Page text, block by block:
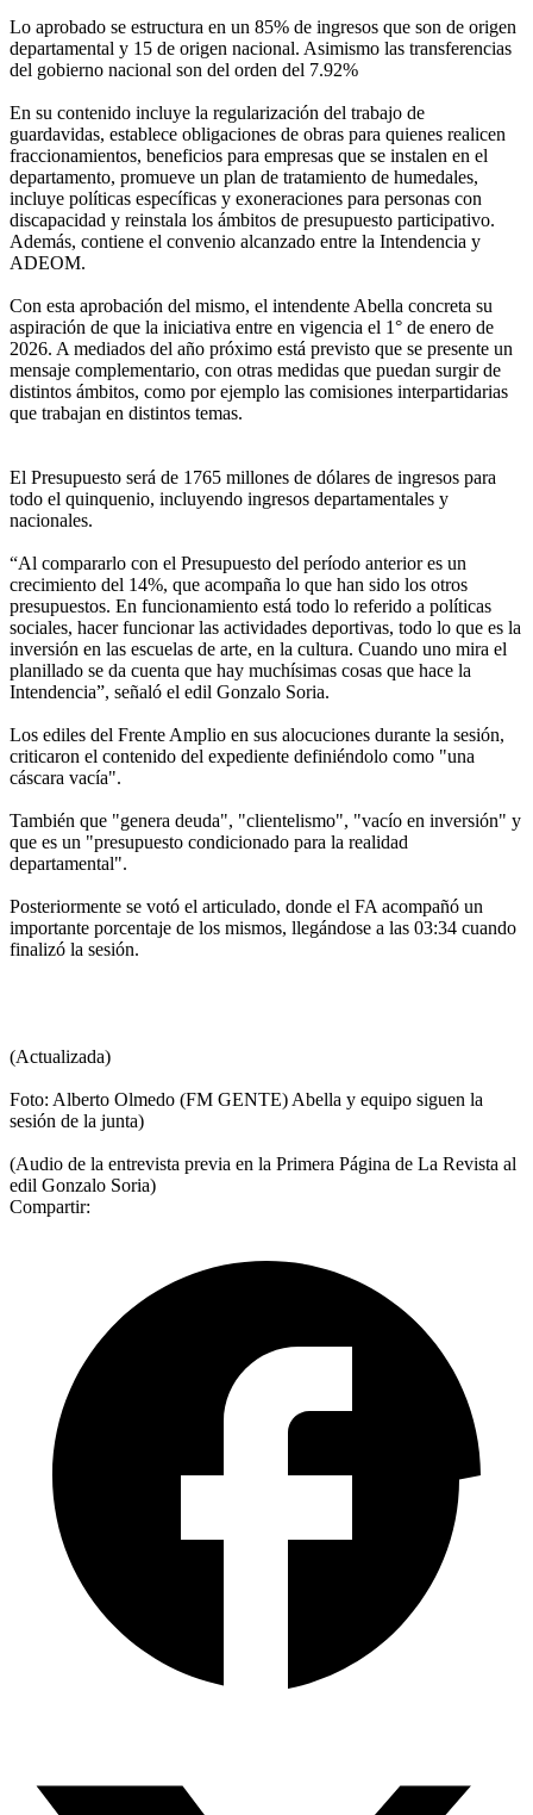
Lo aprobado se estructura en un 85% de ingresos que son de origen
departamental y 15 de origen nacional. Asimismo las transferencias
del gobierno nacional son del orden del 7.92%
En su contenido incluye la regularización del trabajo de
guardavidas, establece obligaciones de obras para quienes realicen
fraccionamientos, beneficios para empresas que se instalen en el
departamento, promueve un plan de tratamiento de humedales,
incluye políticas específicas y exoneraciones para personas con
discapacidad y reinstala los ámbitos de presupuesto participativo.
Además, contiene el convenio alcanzado entre la Intendencia y
ADEOM.
Con esta aprobación del mismo, el intendente Abella concreta su
aspiración de que la iniciativa entre en vigencia el 1° de enero de
2026. A mediados del año próximo está previsto que se presente un
mensaje complementario, con otras medidas que puedan surgir de
distintos ámbitos, como por ejemplo las comisiones interpartidarias
que trabajan en distintos temas.
El Presupuesto será de 1765 millones de dólares de ingresos para
todo el quinquenio, incluyendo ingresos departamentales y
nacionales.
“Al compararlo con el Presupuesto del período anterior es un
crecimiento del 14%, que acompaña lo que han sido los otros
presupuestos. En funcionamiento está todo lo referido a políticas
sociales, hacer funcionar las actividades deportivas, todo lo que es la
inversión en las escuelas de arte, en la cultura. Cuando uno mira el
planillado se da cuenta que hay muchísimas cosas que hace la
Intendencia”, señaló el edil Gonzalo Soria.
Los ediles del Frente Amplio en sus alocuciones durante la sesión,
criticaron el contenido del expediente definiéndolo como "una
cáscara vacía".
También que "genera deuda", "clientelismo", "vacío en inversión" y
que es un "presupuesto condicionado para la realidad
departamental".
Posteriormente se votó el articulado, donde el FA acompañó un
importante porcentaje de los mismos, llegándose a las 03:34 cuando
finalizó la sesión.
(Actualizada)
Foto: Alberto Olmedo (FM GENTE) Abella y equipo siguen la
sesión de la junta)
(Audio de la entrevista previa en la Primera Página de La Revista al
edil Gonzalo Soria)
Compartir: